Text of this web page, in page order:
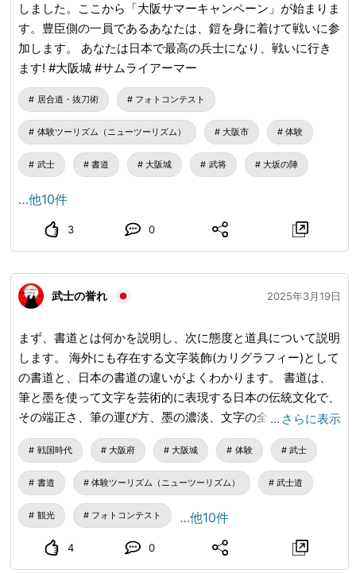
しました。ここから「大阪サマーキャンペーン」が始まりま
す。豊臣側の一員であるあなたは、鎧を身に着けて戦いに参
加します。 あなたは日本で最高の兵士になり、戦いに行き
ます! #大阪城 #サムライアーマー
居合道・抜刀術 フォトコンテスト
体験ツーリズム（ニューツーリズム） 大阪市 体験
武士 書道 大阪城 武将 大坂の陣
…他10件
3 0
武士の誉れ 2025年3月19日
まず、書道とは何かを説明し、次に態度と道具について説明
します。 海外にも存在する文字装飾(カリグラフィー)として
の書道と、日本の書道の違いがよくわかります。 書道は、
筆と墨を使って文字を芸術的に表現する日本の伝統文化で、
その端正さ、筆の運び方、墨の濃淡、文字の全体的な配置の
美しさが評価されています。 #漢字 #着物 #書道 #畳の部屋
#侍
… さらに表示
戦国時代 大阪府 大阪城 体験 武士
書道 体験ツーリズム（ニューツーリズム） 武士道
観光 フォトコンテスト …他10件
4 0